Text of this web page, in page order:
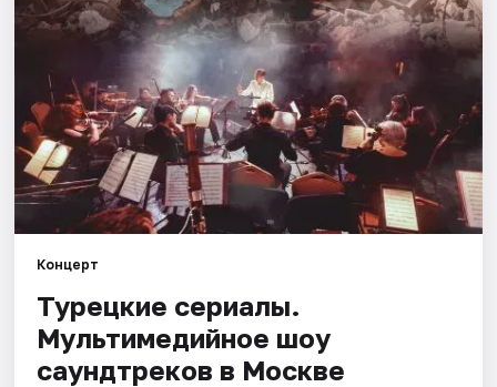
Рейтинги
Концерт
Турецкие сериалы.
Мультимедийное шоу
саундтреков в Москве